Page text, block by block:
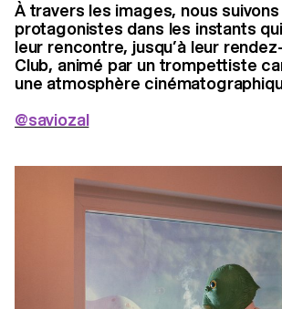
À travers les images, nous suivons
protagonistes dans les instants
leur rencontre, jusqu’à leur
Club, animé par un trompettiste
une atmosphère
@saviozal